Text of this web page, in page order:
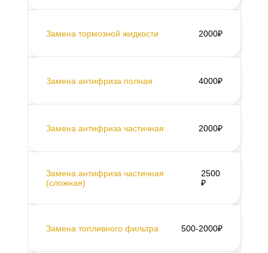
Замена тормозной жидкости 2000₽
Замена антифриза полная 4000₽
Замена антифриза частичная 2000₽
Замена антифриза частичная
(сложная)
2500
₽
Замена топливного фильтра 500-2000₽